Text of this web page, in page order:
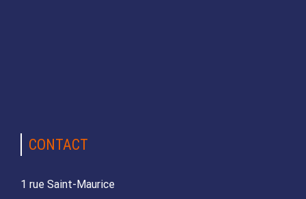
CONTACT
1 rue Saint-Maurice